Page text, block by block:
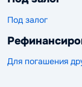
Под залог
Для погашения